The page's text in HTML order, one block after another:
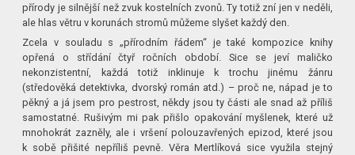
přírody je silnější než zvuk kostelních zvonů. Ty totiž zní jen v neděli,
ale hlas větru v korunách stromů můžeme slyšet každý den.
Zcela v souladu s „přírodním řádem“ je také kompozice knihy
opřená o střídání čtyř ročních období. Sice se jeví maličko
nekonzistentní, každá totiž inklinuje k trochu jinému žánru
(středověká detektivka, dvorský román atd.) – proč ne, nápad je to
pěkný a já jsem pro pestrost, někdy jsou ty části ale snad až příliš
samostatné. Rušivým mi pak přišlo opakování myšlenek, které už
mnohokrát zazněly, ale i vršení polouzavřených epizod, které jsou
k sobě přišité nepříliš pevně. Věra Mertlíková sice využila stejný